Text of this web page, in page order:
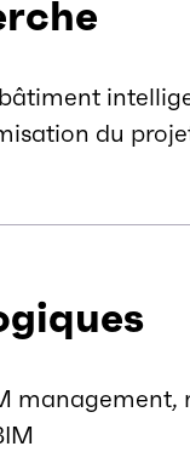
du